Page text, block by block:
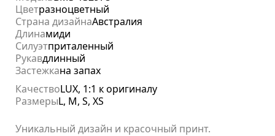
Цветразноцветный
Страна дизайнаАвстралия
Длинамиди
Силуэтприталенный
Рукавдлинный
Застежкана запах
КачествоLUX, 1:1 к оригиналу
РазмерыL, M, S, XS
Уникальный дизайн и красочный принт.